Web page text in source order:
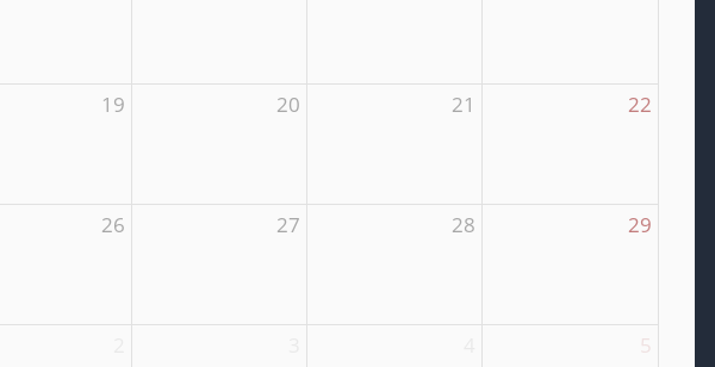
19 20 21 22
26 27 28 29
5